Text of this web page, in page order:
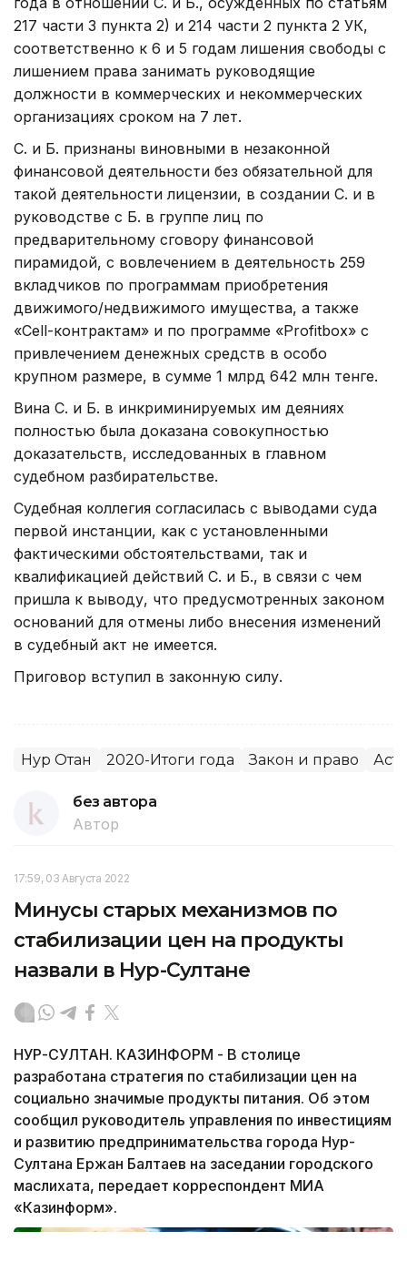
217 части 3 пункта 2) и 214 части 2 пункта 2 УК,
соответственно к 6 и 5 годам лишения свободы с
лишением права занимать руководящие
должности в коммерческих и некоммерческих
организациях сроком на 7 лет.
С. и Б. признаны виновными в незаконной
финансовой деятельности без обязательной для
такой деятельности лицензии, в создании С. и в
руководстве с Б. в группе лиц по
предварительному сговору финансовой
пирамидой, с вовлечением в деятельность 259
вкладчиков по программам приобретения
движимого/недвижимого имущества, а также
«Cell-контрактам» и по программе «Profitbox» с
привлечением денежных средств в особо
крупном размере, в сумме 1 млрд 642 млн тенге.
Вина С. и Б. в инкриминируемых им деяниях
полностью была доказана совокупностью
доказательств, исследованных в главном
судебном разбирательстве.
Судебная коллегия согласилась с выводами суда
первой инстанции, как с установленными
фактическими обстоятельствами, так и
квалификацией действий С. и Б., в связи с чем
пришла к выводу, что предусмотренных законом
оснований для отмены либо внесения изменений
в судебный акт не имеется.
Приговор вступил в законную силу.
Нур Отан 2020-Итоги года Закон и право
без автора
Автор
17:59, 03 Августа 2022
Минусы старых механизмов по
стабилизации цен на продукты
назвали в Нур-Султане
НУР-СУЛТАН. КАЗИНФОРМ - В столице
разработана стратегия по стабилизации цен на
социально значимые продукты питания. Об этом
сообщил руководитель управления по инвестициям
и развитию предпринимательства города Нур-
Султана Ержан Балтаев на заседании городского
маслихата, передает корреспондент МИА
«Казинформ».